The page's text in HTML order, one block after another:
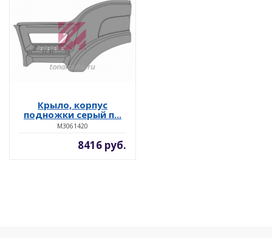
Крыло, корпус
подножки серый п...
M3061420
8416 руб.